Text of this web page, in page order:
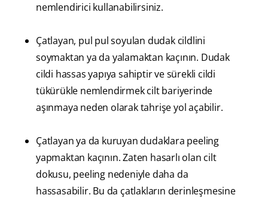
nemlendirici kullanabilirsiniz.
Çatlayan, pul pul soyulan dudak cildlini
soymaktan ya da yalamaktan kaçının. Dudak
cildi hassas yapıya sahiptir ve sürekli cildi
tükürükle nemlendirmek cilt bariyerinde
aşınmaya neden olarak tahrişe yol açabilir.
Çatlayan ya da kuruyan dudaklara peeling
yapmaktan kaçının. Zaten hasarlı olan cilt
dokusu, peeling nedeniyle daha da
hassasabilir. Bu da çatlakların derinleşmesine